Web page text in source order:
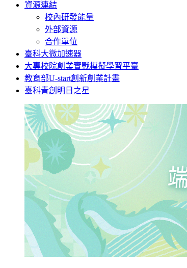
資源連結
校內研發能量
外部資源
合作單位
臺科大微加速器
大專校院創業實戰模擬學習平臺
教育部U-start創新創業計畫
臺科青創明日之星